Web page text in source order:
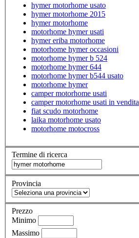
hymer motorhome usato
hymer motorhome 2015
hymer motorhome
motorhome hymer usati
hymer eriba motorhome
motorhome hymer occasioni
motorhome hymer b 524
motorhome hymer 644
motorhome hymer b544 usato
motorhome hymer
camper motorhome usati
camper motorhome usati in vendita
fiat scudo motorhome
laika motorhome usato
motorhome motocross
Termine di ricerca
Provincia
Prezzo
Minimo
Massimo